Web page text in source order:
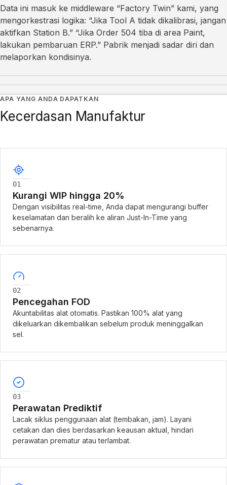
Data ini masuk ke middleware “Factory Twin” kami, yang
mengorkestrasi logika: “Jika Tool A tidak dikalibrasi, jangan
aktifkan Station B.” “Jika Order 504 tiba di area Paint,
lakukan pembaruan ERP.” Pabrik menjadi sadar diri dan
melaporkan kondisinya.
APA YANG ANDA DAPATKAN
Kecerdasan Manufaktur
01
Kurangi WIP hingga 20%
Dengan visibilitas real-time, Anda dapat mengurangi buffer
keselamatan dan beralih ke aliran Just-In-Time yang
sebenarnya.
02
Pencegahan FOD
Akuntabilitas alat otomatis. Pastikan 100% alat yang
dikeluarkan dikembalikan sebelum produk meninggalkan
sel.
03
Perawatan Prediktif
Lacak siklus penggunaan alat (tembakan, jam). Layani
cetakan dan dies berdasarkan keausan aktual, hindari
perawatan prematur atau terlambat.